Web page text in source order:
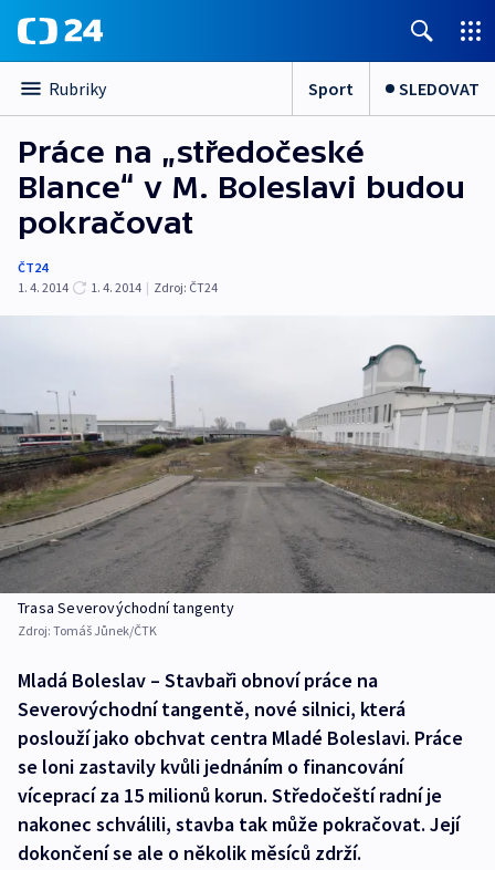
Rubriky Sport SLEDOVAT
Práce na „středočeské
Blance“ v M. Boleslavi budou
pokračovat
ČT24
1. 4. 2014
1. 4. 2014 | Zdroj: ČT24
Trasa Severovýchodní tangenty
Zdroj: Tomáš Jůnek/ČTK
Mladá Boleslav – Stavbaři obnoví práce na
Severovýchodní tangentě, nové silnici, která
poslouží jako obchvat centra Mladé Boleslavi. Práce
se loni zastavily kvůli jednáním o financování
víceprací za 15 milionů korun. Středočeští radní je
nakonec schválili, stavba tak může pokračovat. Její
dokončení se ale o několik měsíců zdrží.